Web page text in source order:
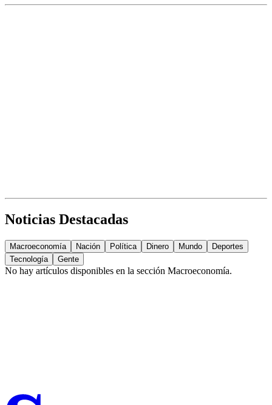
Noticias Destacadas
Macroeconomía Nación Política Dinero Mundo
Deportes
Tecnología
Gente
No hay artículos disponibles en la sección Macroeconomía.